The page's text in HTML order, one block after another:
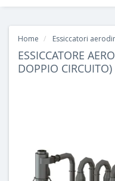
Home Essiccatori
ESSICCATORE
DOPPIO CIRCUITO)